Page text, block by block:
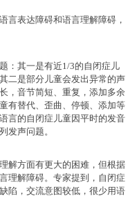
言表达障碍和语言理解障碍，
：其一是有近1/3的自闭症儿
二是部分儿童会发出异常的声
，音节简短、重复，添加多余
有替代、歪曲、停顿、添加等
言的自闭症儿童因平时的发音
发声问题。
解方面有更大的困难，但根据
理解障碍。专家提到，自闭症
陷，交流意图较低，很少用语